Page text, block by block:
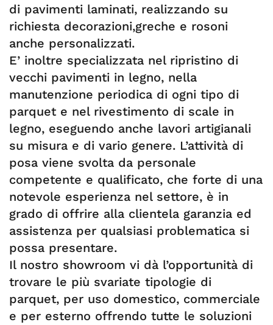
di pavimenti laminati, realizzando su
richiesta decorazioni,greche e rosoni
anche personalizzati.
E’ inoltre specializzata nel ripristino di
vecchi pavimenti in legno, nella
manutenzione periodica di ogni tipo di
parquet e nel rivestimento di scale in
legno, eseguendo anche lavori artigianali
su misura e di vario genere. L’attività di
posa viene svolta da personale
competente e qualificato, che forte di una
notevole esperienza nel settore, è in
grado di offrire alla clientela garanzia ed
assistenza per qualsiasi problematica si
possa presentare.
Il nostro showroom vi dà l’opportunità di
trovare le più svariate tipologie di
parquet, per uso domestico, commerciale
e per esterno offrendo tutte le soluzioni